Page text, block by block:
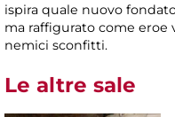
ispira quale nuovo
ma raffigurato come eroe
nemici sconfitti.
Le altre sale